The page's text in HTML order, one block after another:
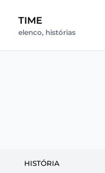
TIME
elenco, histórias
HISTÓRIA